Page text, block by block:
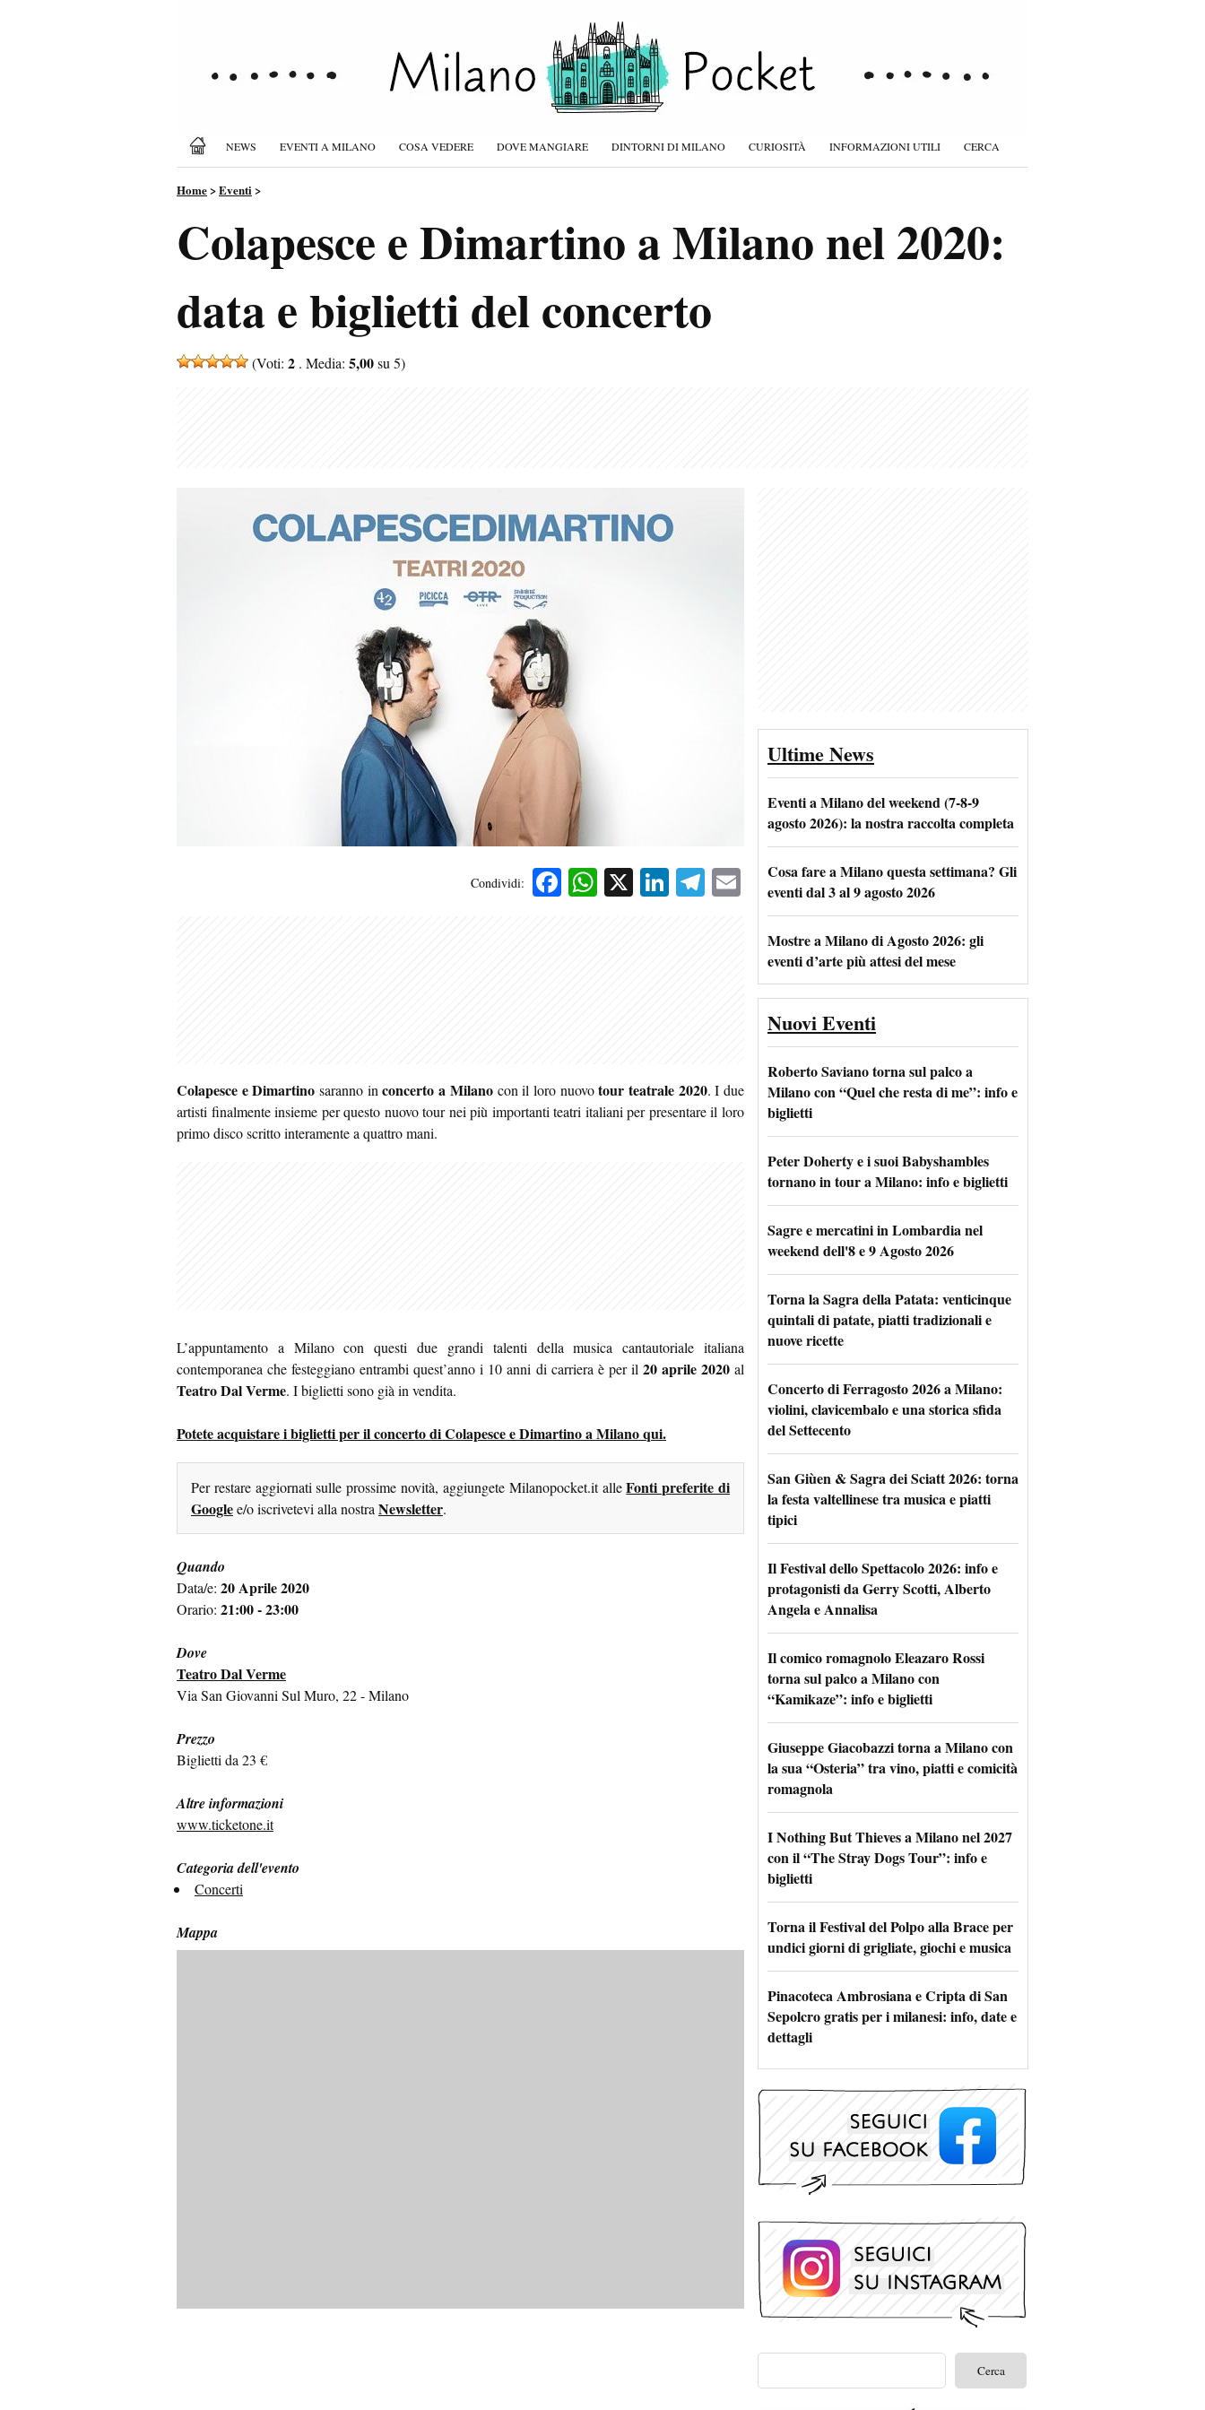
NEWS EVENTI A MILANO COSA VEDERE DOVE MANGIARE DINTORNI DI MILANO CURIOSITÀ INFORMAZIONI UTILI CERCA
Home>Eventi>
Colapesce e Dimartino a Milano nel 2020:
data e biglietti del concerto
(Voti: 2 . Media: 5,00su 5)
Condividi: Facebook
WhatsApp
X LinkedIn
Telegram
Email
Colapesce e Dimartino saranno inconcerto a Milanocon il loro nuovotour teatrale 2020. I due
artisti finalmente insieme per questo nuovo tour nei più importanti teatri italiani per presentare il loro
primo disco scritto interamente a quattro mani.
L’appuntamento a Milano con questi due grandi talenti della musica cantautoriale italiana
contemporanea che festeggiano entrambi quest’anno i 10 anni di carriera è per il 20 aprile 2020al
Teatro Dal Verme. I biglietti sono già in vendita.
Potete acquistare i biglietti per il concerto di Colapesce e Dimartino a Milano qui.
Per restare aggiornati sulle prossime novità, aggiungete Milanopocket.it alleFonti preferite di
Googlee/o iscrivetevi alla nostraNewsletter.
Quando
Data/e: 20 Aprile 2020
Orario: 21:00 - 23:00
Dove
Teatro Dal Verme
Via San Giovanni Sul Muro, 22 - Milano
Prezzo
Biglietti da 23 €
Altre informazioni
www.ticketone.it
Categoria dell'evento
Concerti
Mappa
Ultime News
Eventi a Milano del weekend (7-8-9
agosto 2026): la nostra raccolta completa
Cosa fare a Milano questa settimana? Gli
eventi dal 3 al 9 agosto 2026
Mostre a Milano di Agosto 2026: gli
eventi d’arte più attesi del mese
Nuovi Eventi
Roberto Saviano torna sul palco a
Milano con “Quel che resta di me”: info e
biglietti
Peter Doherty e i suoi Babyshambles
tornano in tour a Milano: info e biglietti
Sagre e mercatini in Lombardia nel
weekend dell'8 e 9 Agosto 2026
Torna la Sagra della Patata: venticinque
quintali di patate, piatti tradizionali e
nuove ricette
Concerto di Ferragosto 2026 a Milano:
violini, clavicembalo e una storica sfida
del Settecento
San Giùen & Sagra dei Sciatt 2026: torna
la festa valtellinese tra musica e piatti
tipici
Il Festival dello Spettacolo 2026: info e
protagonisti da Gerry Scotti, Alberto
Angela e Annalisa
Il comico romagnolo Eleazaro Rossi
torna sul palco a Milano con
“Kamikaze”: info e biglietti
Giuseppe Giacobazzi torna a Milano con
la sua “Osteria” tra vino, piatti e comicità
romagnola
I Nothing But Thieves a Milano nel 2027
con il “The Stray Dogs Tour”: info e
biglietti
Torna il Festival del Polpo alla Brace per
undici giorni di grigliate, giochi e musica
Pinacoteca Ambrosiana e Cripta di San
Sepolcro gratis per i milanesi: info, date e
dettagli